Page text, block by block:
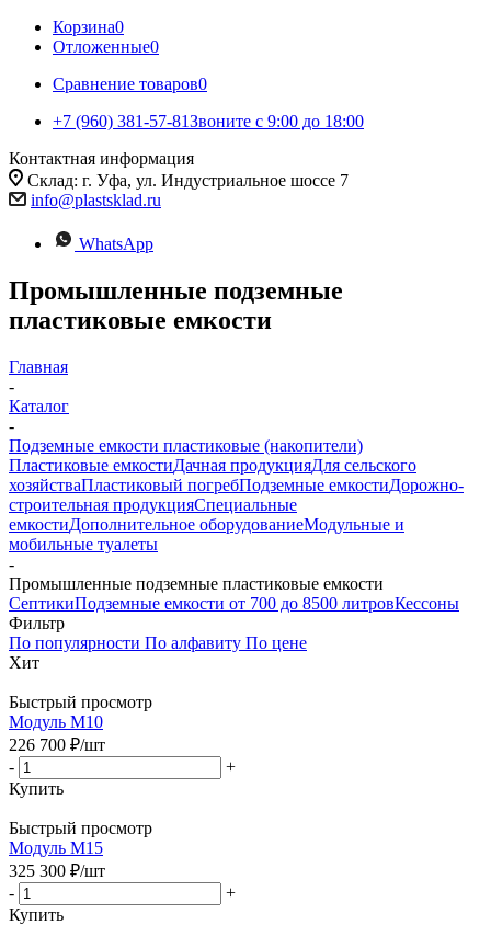
Корзина0
Отложенные0
Сравнение товаров0
+7 (960) 381-57-81Звоните с 9:00 до 18:00
Контактная информация
Склад: г. Уфа, ул. Индустриальное шоссе 7
info@plastsklad.ru
WhatsApp
Промышленные подземные
пластиковые емкости
Главная
-
Каталог
-
Подземные емкости пластиковые (накопители)
Пластиковые емкостиДачная продукцияДля сельского
хозяйстваПластиковый погребПодземные емкостиДорожно-
строительная продукцияСпециальные
емкостиДополнительное оборудованиеМодульные и
мобильные туалеты
-
Промышленные подземные пластиковые емкости
СептикиПодземные емкости от 700 до 8500 литровКессоны
Фильтр
По популярности По алфавиту По цене
Хит
Быстрый просмотр
Модуль М10
226 700 ₽/шт
-
+
Купить
Быстрый просмотр
Модуль М15
325 300 ₽/шт
-
+
Купить